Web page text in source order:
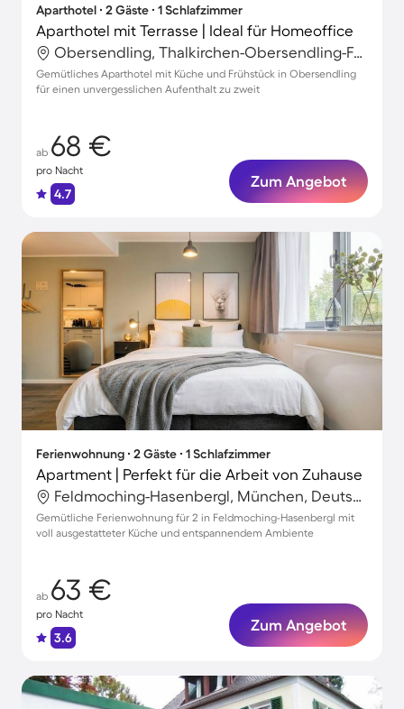
Aparthotel ∙ 2 Gäste ∙ 1 Schlafzimmer
Aparthotel mit Terrasse | Ideal für Homeoffice
Obersendling, Thalkirchen-Obersendling-Forstenried-Fürstenried-Solln, München
Gemütliches Aparthotel mit Küche und Frühstück in Obersendling
für einen unvergesslichen Aufenthalt zu zweit
ab 68 €
pro Nacht
4.7
Zum Angebot
Ferienwohnung ∙ 2 Gäste ∙ 1 Schlafzimmer
Apartment | Perfekt für die Arbeit von Zuhause
Feldmoching-Hasenbergl, München, Deutschland
Gemütliche Ferienwohnung für 2 in Feldmoching-Hasenbergl mit
voll ausgestatteter Küche und entspannendem Ambiente
ab 63 €
pro Nacht
3.6
Zum Angebot